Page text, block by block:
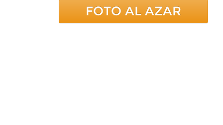
FOTO AL AZAR